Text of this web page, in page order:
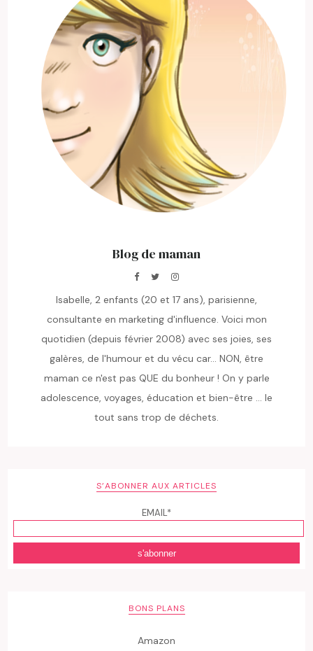
Blog de maman
Isabelle, 2 enfants (20 et 17 ans), parisienne,
consultante en marketing d'influence. Voici mon
quotidien (depuis février 2008) avec ses joies, ses
galères, de l'humour et du vécu car... NON, être
maman ce n'est pas QUE du bonheur ! On y parle
adolescence, voyages, éducation et bien-être ... le
tout sans trop de déchets.
S’ABONNER AUX ARTICLES
EMAIL*
BONS PLANS
Amazon